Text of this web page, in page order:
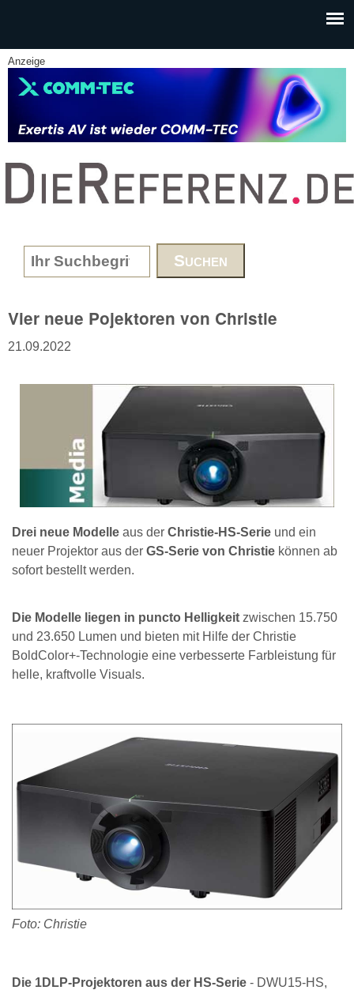
Anzeige
www.DieReferenz.de
Search form
Vier neue Pojektoren von Christie
21.09.2022
Drei neue Modelle aus der Christie-HS-Serie und ein
neuer Projektor aus der GS-Serie von Christie können ab
sofort bestellt werden.
Die Modelle liegen in puncto Helligkeit zwischen 15.750
und 23.650 Lumen und bieten mit Hilfe der Christie
BoldColor+-Technologie eine verbesserte Farbleistung für
helle, kraftvolle Visuals.
Foto: Christie
Die 1DLP-Projektoren aus der HS-Serie - DWU15-HS,